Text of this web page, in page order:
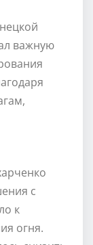
важную
с
к
огня.